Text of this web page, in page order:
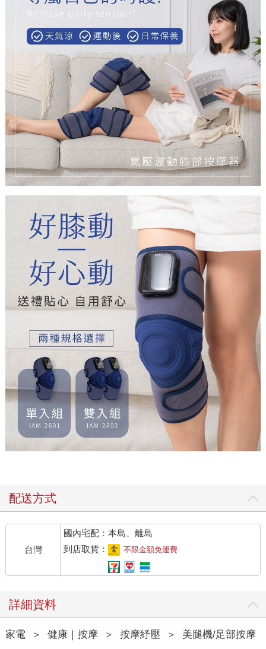
配送方式
台灣
國內宅配：本島、離島
到店取貨：
不限金額免運費
詳細資料
家電 ＞ 健康｜按摩 ＞ 按摩紓壓 ＞ 美腿機/足部按摩